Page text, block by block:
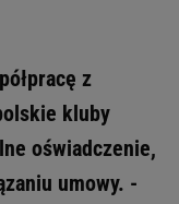
z
kluby
oświadczenie,
umowy. -